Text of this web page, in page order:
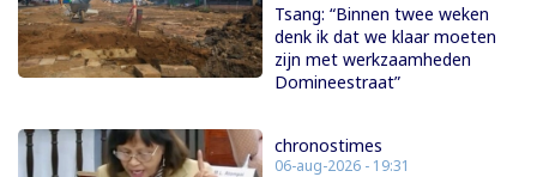
Tsang: “Binnen twee weken
denk ik dat we klaar moeten
zijn met werkzaamheden
Domineestraat”
chronostimes
06-aug-2026 - 19:31